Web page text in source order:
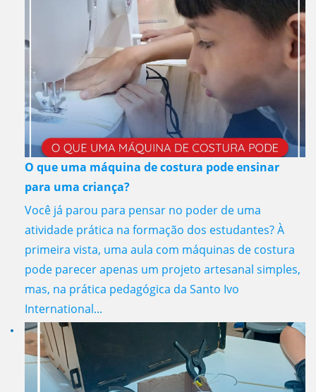
O que uma máquina de costura pode ensinar
para uma criança?
Você já parou para pensar no poder de uma
atividade prática na formação dos estudantes? À
primeira vista, uma aula com máquinas de costura
pode parecer apenas um projeto artesanal simples,
mas, na prática pedagógica da Santo Ivo
International...